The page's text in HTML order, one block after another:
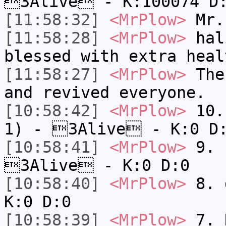
[11:58:32]
<MrPlow>
[11:58:28]
<MrPlow>
blessed with extra
[11:58:27]
<MrPlow>
and revived everyone.
[10:58:42]
<MrPlow>
1) - 3Alive - K:0
[10:58:41]
<MrPlow> 9.
3Alive - K:0 D:0
[10:58:40]
<MrPlow> 8.
K:0 D:0
[10:58:39]
<MrPlow> 7.